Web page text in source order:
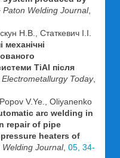
Paton Welding Journal,
Н.В., Статкевич І.І.
механічні
TiAl після
Electrometallurgy Today,
V.Ye., Oliyanenko
arc welding in
repair of pipe
heaters of
Welding Journal, 05, 34-